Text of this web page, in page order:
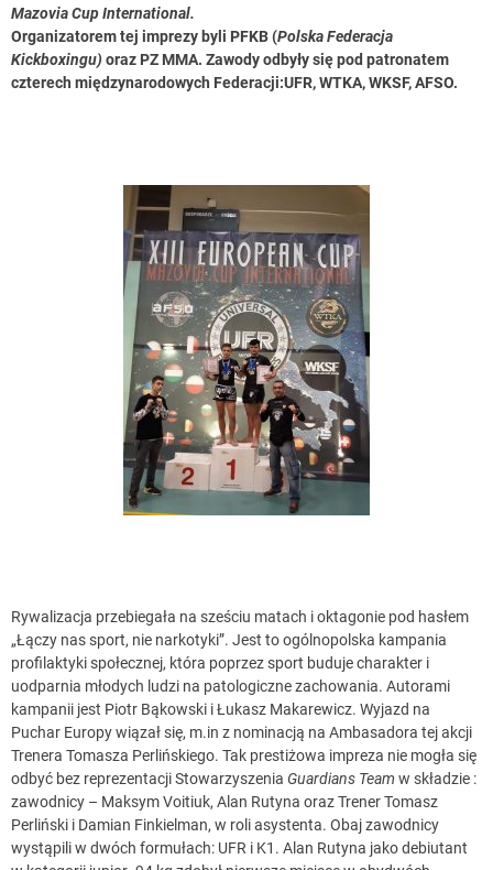
Mazovia Cup International.
Organizatorem tej imprezy byli PFKB (Polska Federacja
Kickboxingu) oraz PZ MMA. Zawody odbyły się pod patronatem
czterech międzynarodowych Federacji:UFR, WTKA, WKSF, AFSO.
Rywalizacja przebiegała na sześciu matach i oktagonie pod hasłem
„Łączy nas sport, nie narkotyki”. Jest to ogólnopolska kampania
profilaktyki społecznej, która poprzez sport buduje charakter i
uodparnia młodych ludzi na patologiczne zachowania. Autorami
kampanii jest Piotr Bąkowski i Łukasz Makarewicz. Wyjazd na
Puchar Europy wiązał się, m.in z nominacją na Ambasadora tej akcji
Trenera Tomasza Perlińskiego. Tak prestiżowa impreza nie mogła się
odbyć bez reprezentacji Stowarzyszenia Guardians Team w składzie :
zawodnicy – Maksym Voitiuk, Alan Rutyna oraz Trener Tomasz
Perliński i Damian Finkielman, w roli asystenta. Obaj zawodnicy
wystąpili w dwóch formułach: UFR i K1. Alan Rutyna jako debiutant